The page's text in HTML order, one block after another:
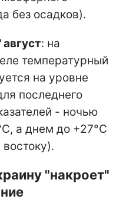
без осадков).
: на
температурный
на уровне
последнего
- ночью
а днем до +27°C
"накроет"